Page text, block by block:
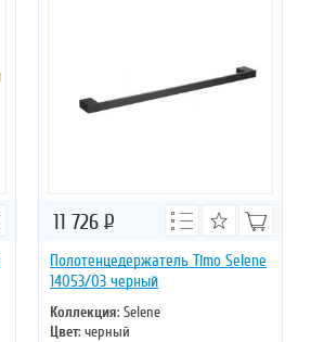
Полотенцедержатель Timo Selene
14053/03 черный
Коллекция: Selene
Цвет: черный
11 726 Р